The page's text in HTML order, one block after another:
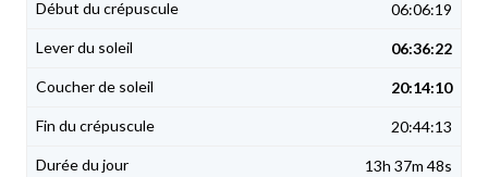
06:06:19
06:36:22
20:14:10
20:44:13
13h 37m 48s